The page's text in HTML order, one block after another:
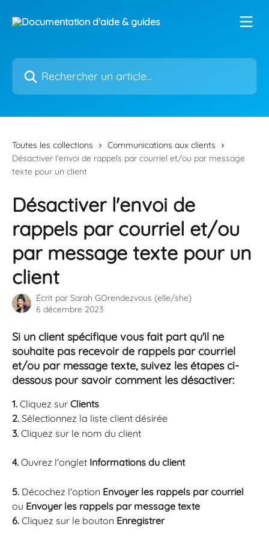
Rechercher un article...
Toutes les collections
Communications aux clients
Désactiver l'envoi de rappels par courriel et/ou par message
texte pour un client
Désactiver l'envoi de
rappels par courriel et/ou
par message texte pour un
client
Écrit par Sarah GOrendezvous (elle/she)
6 décembre 2023
Si un client spécifique vous fait part qu'il ne
souhaite pas recevoir de rappels par courriel
et/ou par message texte, suivez les étapes ci-
dessous pour savoir comment les désactiver:
1. Cliquez sur Clients
2. Sélectionnez la liste client désirée
3. Cliquez sur le nom du client
4. Ouvrez l'onglet Informations du client
5. Décochez l'option Envoyer les rappels par courriel
ou Envoyer les rappels par message texte
6. Cliquez sur le bouton Enregistrer